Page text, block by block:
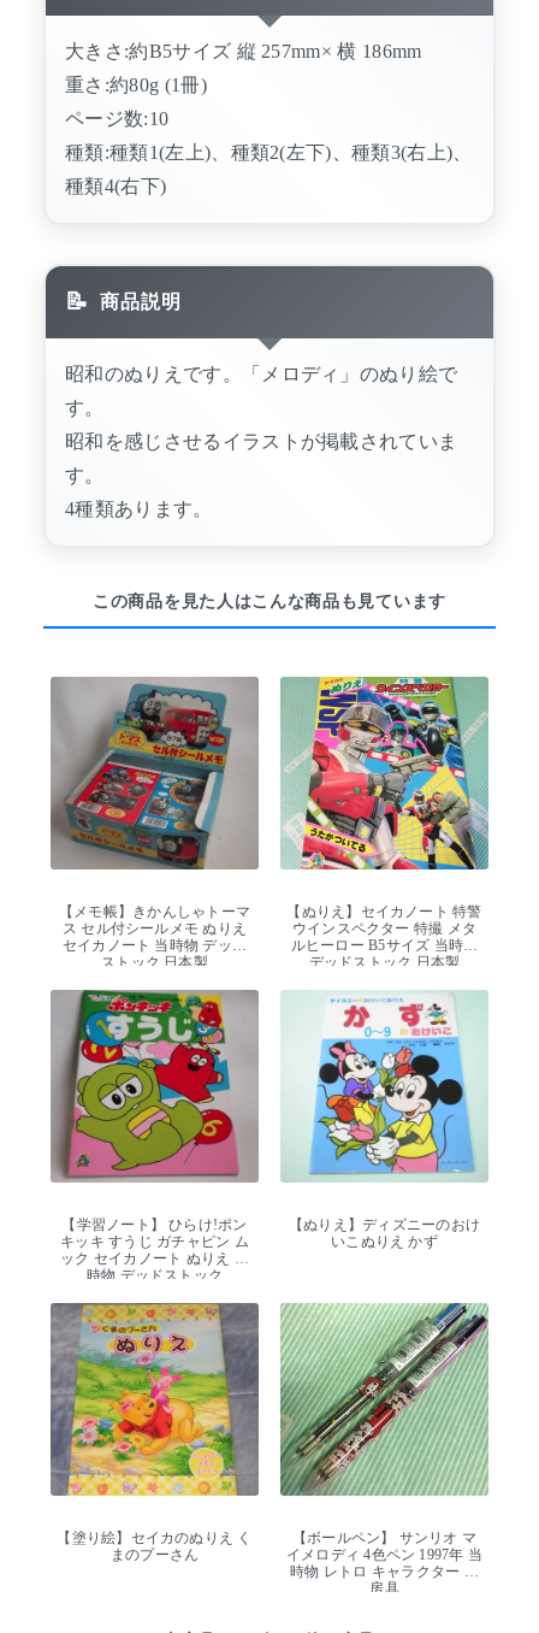
大きさ:約B5サイズ 縦 257mm× 横 186mm
重さ:約80g (1冊)
ページ数:10
種類:種類1(左上)、種類2(左下)、種類3(右上)、
種類4(右下)
商品説明
昭和のぬりえです。「メロディ」のぬり絵で
す。
昭和を感じさせるイラストが掲載されていま
す。
4種類あります。
この商品を見た人はこんな商品も見ています
【メモ帳】きかんしゃトーマ
ス セル付シールメモ ぬりえ
セイカノート 当時物 デッド
ストック 日本製
【ぬりえ】セイカノート 特警
ウインスペクター 特撮 メタ
ルヒーロー B5サイズ 当時物
デッドストック 日本製
【学習ノート】 ひらけ!ポン
キッキ すうじ ガチャピン ム
ック セイカノート ぬりえ 当
時物 デッドストック
【ぬりえ】ディズニーのおけ
いこぬりえ かず
【塗り絵】セイカのぬりえ く
まのプーさん
【ボールペン】 サンリオ マ
イメロディ 4色ペン 1997年 当
時物 レトロ キャラクター 文
房具